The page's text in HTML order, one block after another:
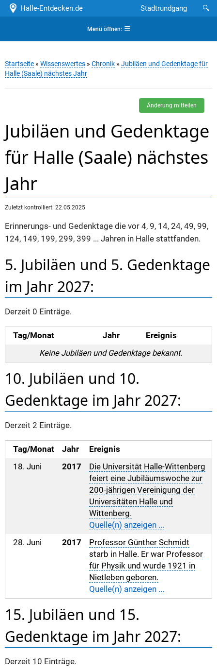
Halle-Entdecken.de 🔍
Stadtrundgang
Menü öffnen:☰
Startseite » Wissenswertes » Chronik » Jubiläen und Gedenktage für
Halle (Saale) nächstes Jahr
Änderung mitteilen
Jubiläen und Gedenktage
für Halle (Saale) nächstes
Jahr
Zuletzt kontrolliert: 22.05.2025
Erinnerungs- und Gedenktage die vor 4, 9, 14, 24, 49, 99,
124, 149, 199, 299, 399 ... Jahren in Halle stattfanden.
5. Jubiläen und 5. Gedenktage
im Jahr 2027:
Derzeit 0 Einträge.
Tag/Monat Jahr
Ereignis
Keine Jubiläen und Gedenktage bekannt.
10. Jubiläen und 10.
Gedenktage im Jahr 2027:
Derzeit 2 Einträge.
Tag/Monat Jahr
Ereignis
18. Juni
2017
Die Universität Halle-Wittenberg
feiert eine Jubiläumswoche zur
200-jährigen Vereinigung der
Universitäten Halle und
Wittenberg.
Quelle(n) anzeigen ...
28. Juni
2017
Professor Günther Schmidt
starb in Halle. Er war Professor
für Physik und wurde 1921 in
Nietleben geboren.
Quelle(n) anzeigen ...
15. Jubiläen und 15.
Gedenktage im Jahr 2027:
Derzeit 10 Einträge.